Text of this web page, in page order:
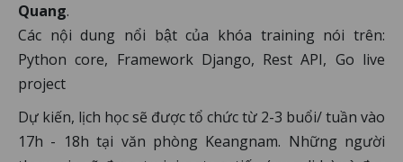
Quang.
Các nội dung nổi bật của khóa training nói trên:
Python core, Framework Django, Rest API, Go live
project
Dự kiến, lịch học sẽ được tổ chức từ 2-3 buổi/ tuần vào
17h - 18h tại văn phòng Keangnam. Những người